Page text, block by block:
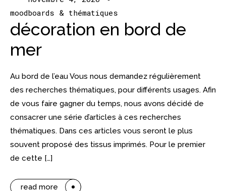
moodboards & thématiques
décoration en bord de
mer
Au bord de l’eau Vous nous demandez régulièrement
des recherches thématiques, pour différents usages. Afin
de vous faire gagner du temps, nous avons décidé de
consacrer une série d’articles à ces recherches
thématiques. Dans ces articles vous seront le plus
souvent proposé des tissus imprimés. Pour le premier
de cette […]
read more